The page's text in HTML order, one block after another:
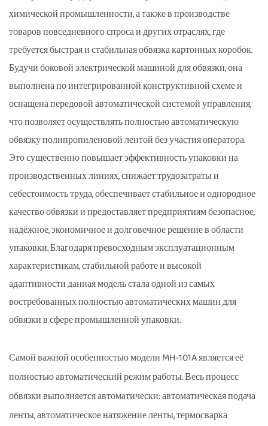
химической промышленности, а также в производстве
товаров повседневного спроса и других отраслях, где
требуется быстрая и стабильная обвязка картонных коробок.
Будучи боковой электрической машиной для обвязки, она
выполнена по интегрированной конструктивной схеме и
оснащена передовой автоматической системой управления,
что позволяет осуществлять полностью автоматическую
обвязку полипропиленовой лентой без участия оператора.
Это существенно повышает эффективность упаковки на
производственных линиях, снижает трудозатраты и
себестоимость труда, обеспечивает стабильное и однородное
качество обвязки и предоставляет предприятиям безопасное,
надёжное, экономичное и долговечное решение в области
упаковки. Благодаря превосходным эксплуатационным
характеристикам, стабильной работе и высокой
адаптивности данная модель стала одной из самых
востребованных полностью автоматических машин для
обвязки в сфере промышленной упаковки.
Самой важной особенностью модели MH-101A является её
полностью автоматический режим работы. Весь процесс
обвязки выполняется автоматически: автоматическая подача
ленты, автоматическое натяжение ленты, термосварка